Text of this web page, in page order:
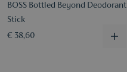
BOSS Bottled Beyond Deodorant
Stick
€ 38,60